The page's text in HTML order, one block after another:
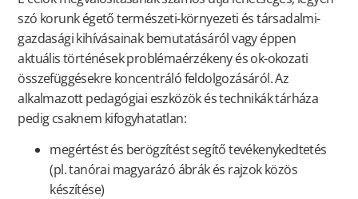
szó korunk égető természeti-környezeti és társadalmi-
gazdasági kihívásainak bemutatásáról vagy éppen
aktuális történések problémaérzékeny és ok-okozati
összefüggésekre koncentráló feldolgozásáról. Az
alkalmazott pedagógiai eszközök és technikák tárháza
pedig csaknem kifogyhatatlan:
megértést és berögzítést segítő tevékenykedtetés
(pl. tanórai magyarázó ábrák és rajzok közös
készítése)